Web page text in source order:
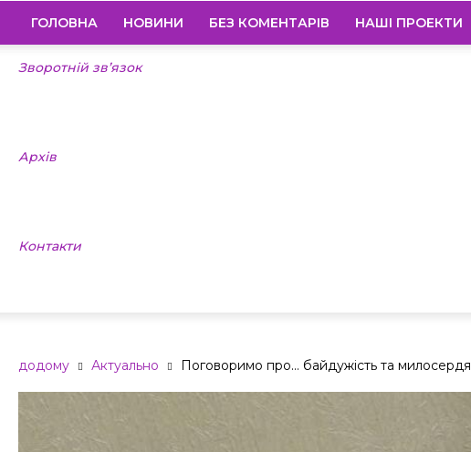
ГОЛОВНА НОВИНИ БЕЗ КОМЕНТАРІВ НАШІ ПРОЕКТИ
Зворотній зв’язок
Архів
Контакти
додому Актуально Поговоримо про… байдужість та милосердя